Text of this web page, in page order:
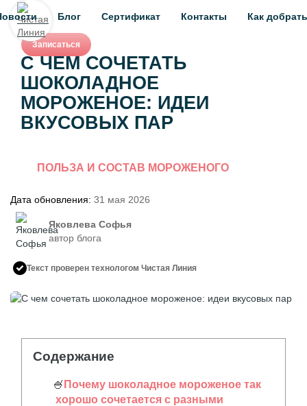
Блог Сертификат Контакты Как
Записаться
С ЧЕМ СОЧЕТАТЬ
ШОКОЛАДНОЕ
МОРОЖЕНОЕ: ИДЕИ
ВКУСОВЫХ ПАР
ПОЛЬЗА И СОСТАВ МОРОЖЕНОГО
Дата обновления: 31 мая 2026
Яковлева Софья
автор блога
Текст проверен технологом Чистая Линия
Содержание
Почему шоколадное мороженое так
хорошо сочетается с разными